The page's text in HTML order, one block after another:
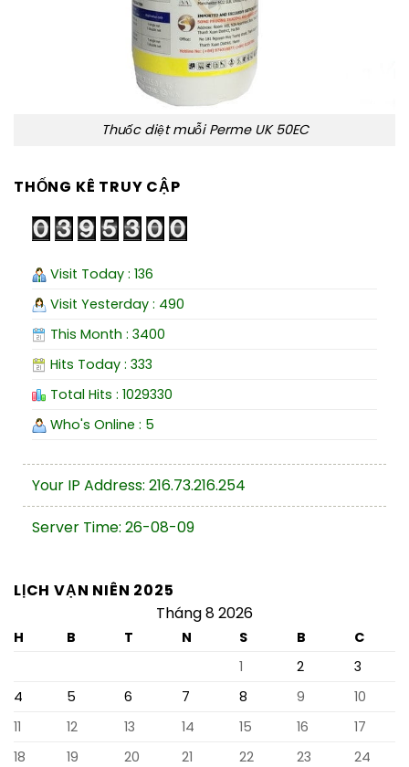
Thuốc diệt muỗi Perme UK 50EC
THỐNG KÊ TRUY CẬP
Visit Today : 136
Visit Yesterday : 490
This Month : 3400
Hits Today : 333
Total Hits : 1029330
Who's Online : 5
Your IP Address: 216.73.216.254
Server Time: 26-08-09
LỊCH VẠN NIÊN 2025
Tháng 8 2026
H B T N S B
C
1
2
3
4
5 6 7 8 9
10
11
12 13 14 15 16
17
18
19 20 21 22 23
24